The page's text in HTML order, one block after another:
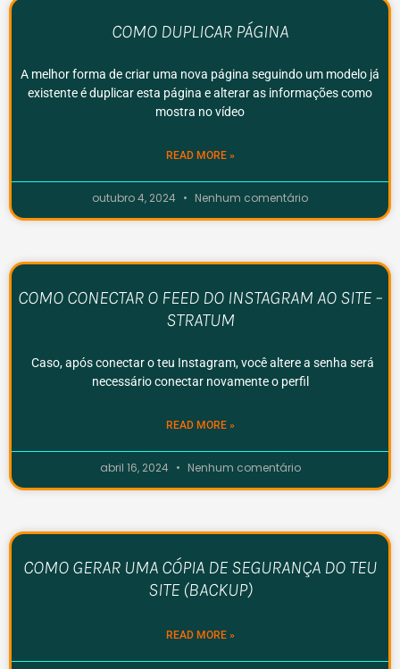
COMO DUPLICAR PÁGINA
A melhor forma de criar uma nova página seguindo um modelo já
existente é duplicar esta página e alterar as informações como
mostra no vídeo
READ MORE »
outubro 4, 2024 Nenhum comentário
COMO CONECTAR O FEED DO INSTAGRAM AO SITE –
STRATUM
Caso, após conectar o teu Instagram, você altere a senha será
necessário conectar novamente o perfil
READ MORE »
abril 16, 2024 Nenhum comentário
COMO GERAR UMA CÓPIA DE SEGURANÇA DO TEU
SITE (BACKUP)
READ MORE »